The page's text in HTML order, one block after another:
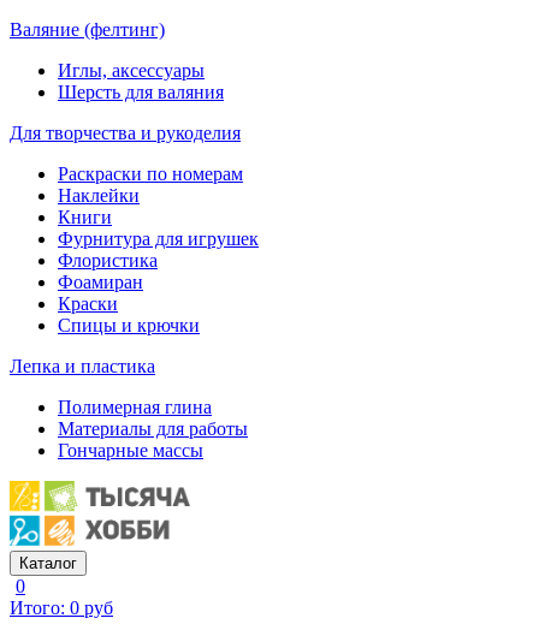
Валяние (фелтинг)
Иглы, аксессуары
Шерсть для валяния
Для творчества и рукоделия
Раскраски по номерам
Наклейки
Книги
Фурнитура для игрушек
Флористика
Фоамиран
Краски
Спицы и крючки
Лепка и пластика
Полимерная глина
Материалы для работы
Гончарные массы
Каталог
0
Итого: 0 руб